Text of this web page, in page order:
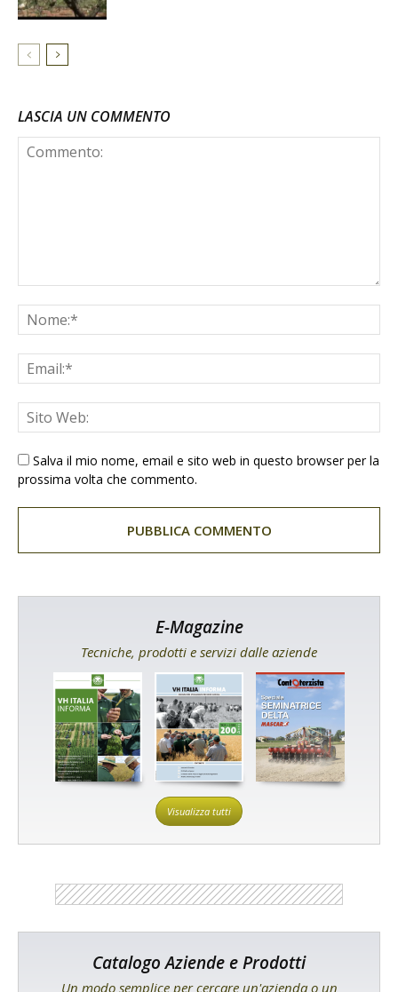
LASCIA UN COMMENTO
Salva il mio nome, email e sito web in questo browser per la
prossima volta che commento.
E-Magazine
Tecniche, prodotti e servizi dalle aziende
Visualizza tutti
Catalogo Aziende e Prodotti
Un modo semplice per cercare un'azienda o un